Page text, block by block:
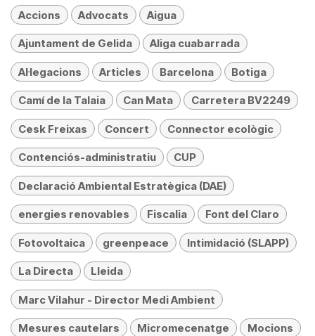
Accions Advocats Aigua
Ajuntament de Gelida Aliga cuabarrada
Al·legacions Articles Barcelona Botiga
Camí de la Talaia Can Mata Carretera BV2249
Cesk Freixas Concert Connector ecològic
Contenciós-administratiu CUP
Declaració Ambiental Estratègica (DAE)
energies renovables Fiscalia Font del Claro
Fotovoltaica greenpeace Intimidació (SLAPP)
La Directa Lleida
Marc Vilahur - Director Medi Ambient
Mesures cautelars Micromecenatge Mocions